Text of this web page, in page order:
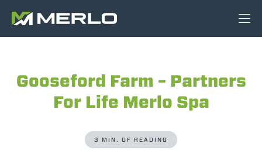
Gooseford Farm – Partners
For Life Merlo Spa
3 MIN. OF READING